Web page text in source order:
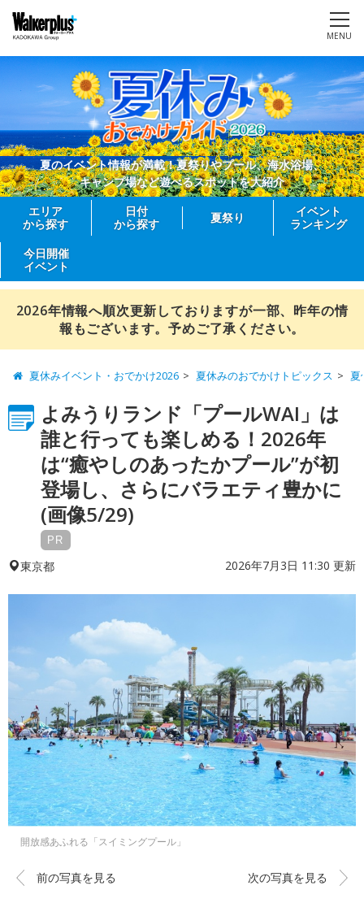
MENU
夏のイベント情報が満載！夏祭りやプール、海水浴場、
キャンプ場など遊べるスポットを大紹介
エリア
から探す
日付
から探す
夏祭り
イベント
ランキング
今日開催
イベント
2026年情報へ順次更新しておりますが一部、昨年の情
報もございます。予めご了承ください。
夏休みイベント・おでかけ2026 夏休みのおでかけトピックス 夏
よみうりランド「プールWAI」は
誰と行っても楽しめる！2026年
は“癒やしのあったかプール”が初
登場し、さらにバラエティ豊かに
(画像5/29)
PR
東京都 2026年7月3日 11:30 更新
開放感あふれる「スイミングプール」
前の写真を見る 次の写真を見る